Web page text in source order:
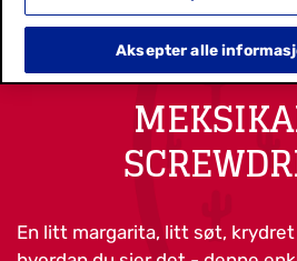
En litt margarita, litt søt,
Aksepter alle